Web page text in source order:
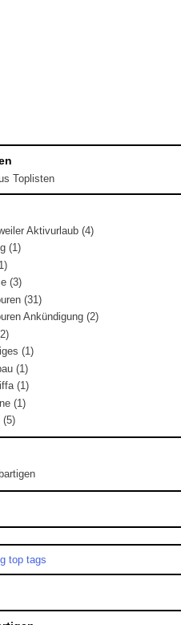
Aktivurlaub (4)
(1)
(3)
(31)
Ankündigung (2)
(1)
(1)
(1)
(1)
(5)
top tags